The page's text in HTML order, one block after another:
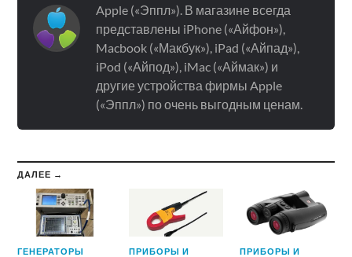
Apple («Эппл»). В магазине всегда
представлены iPhone («Айфон»),
Macbook («Макбук»), iPad («Айпад»),
iPod («Айпод»), iMac («Аймак») и
другие устройства фирмы Apple
(«Эппл») по очень выгодным ценам.
ДАЛЕЕ →
ГЕНЕРАТОРЫ
ПРИБОРЫ И
ПРИБОРЫ И